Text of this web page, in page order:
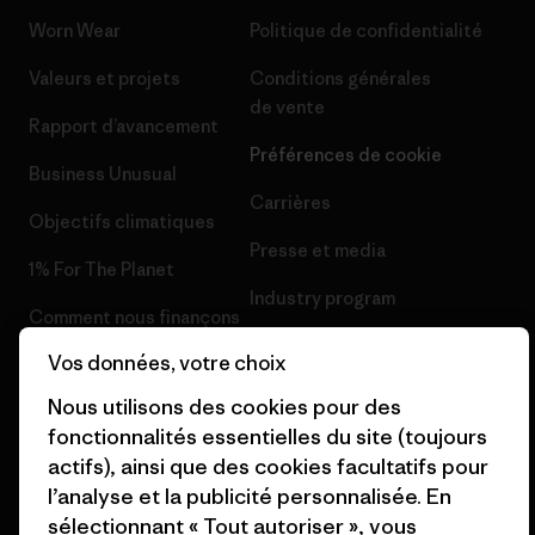
Worn Wear
Valeurs et projets
Rapport d’avancement
Business Unusual
Objectifs climatiques
1% For The Planet
Comment nous finançons
Cartes cadeaux
Nos magasins
Politique de confidentialité
Conditions générales
de vente
Préférences de cookie
Carrières
Presse et media
Industry program
Patagonia France Plan du site
Vos données, votre choix
Nous utilisons des cookies pour des
fonctionnalités essentielles du site (toujours
actifs), ainsi que des cookies facultatifs pour
l’analyse et la publicité personnalisée. En
sélectionnant « Tout autoriser », vous